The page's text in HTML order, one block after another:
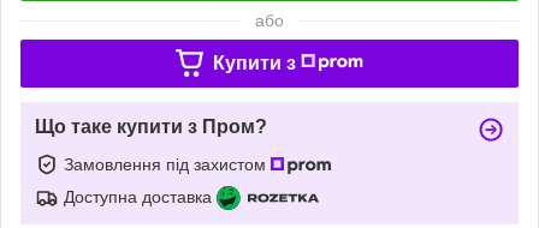
або
Купити з
Що таке купити з Пром?
Замовлення під захистом
Доступна доставка